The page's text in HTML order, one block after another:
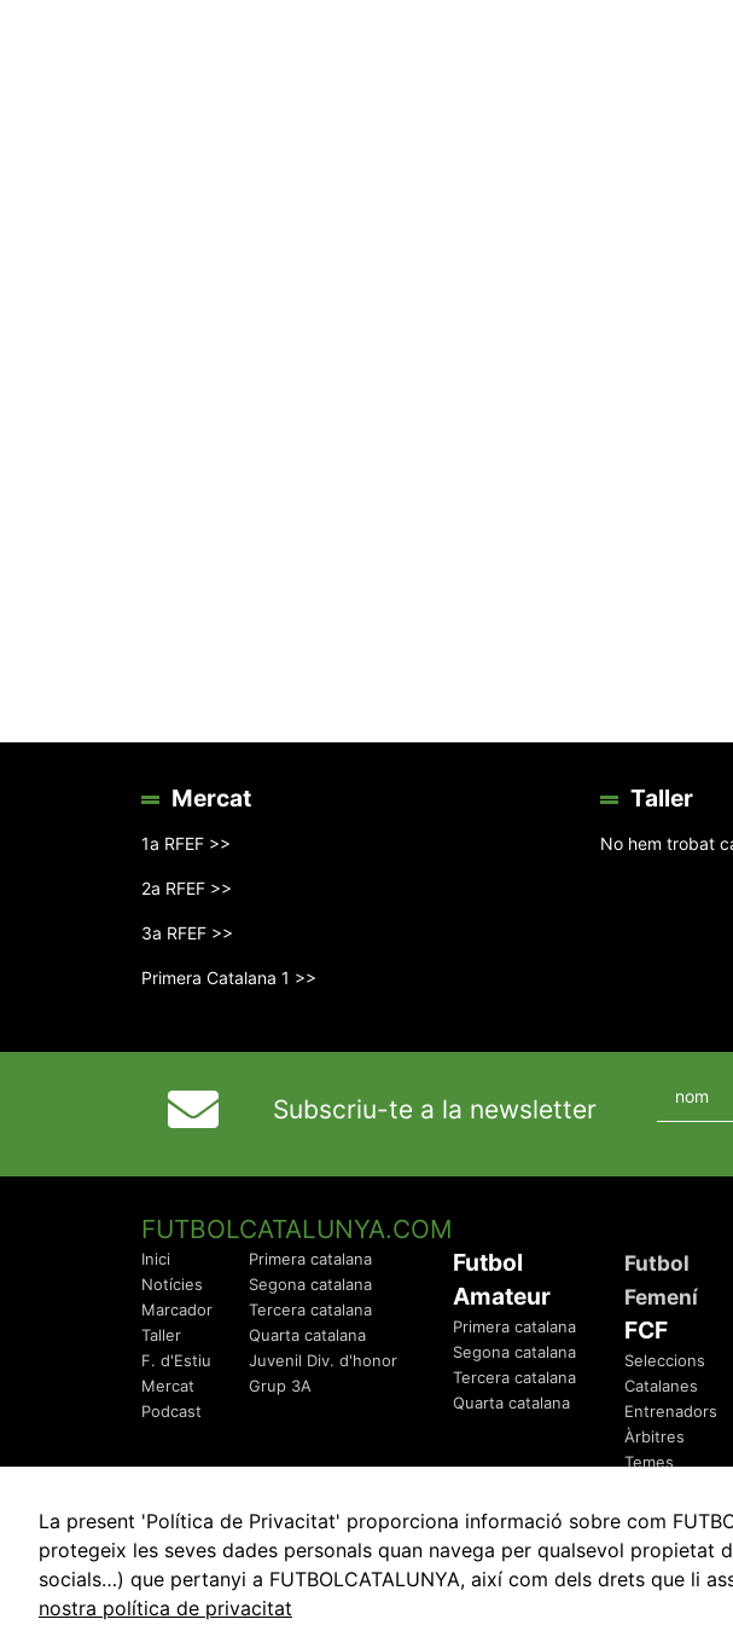
Mercat
1a RFEF >>
2a RFEF >>
3a RFEF >>
Primera Catalana 1 >>
Taller
No hem trobat
Subscriu-te a la newsletter
FUTBOLCATALUNYA.COM
Inici
Notícies
Marcador
Taller
F. d'Estiu
Mercat
Podcast
Primera catalana
Segona catalana
Tercera catalana
Quarta catalana
Juvenil Div. d'honor
Grup 3A
Futbol
Amateur
Primera catalana
Segona catalana
Tercera catalana
Quarta catalana
Futbol
Femení
FCF
Seleccions
Catalanes
Entrenadors
Àrbitres
Temes
© 2010 - 2026 FutbolCatalunya.com Avis Legal
La present 'Política de Privacitat' proporciona informació sobre com
protegeix les seves dades personals quan navega per qualsevol propietat
socials…) que pertanyi a FUTBOLCATALUNYA, així com dels drets que li
nostra política de privacitat